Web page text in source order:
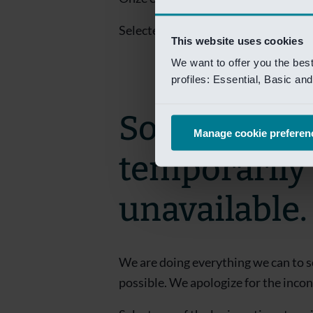
This website uses cookies
We want to offer you the
profiles: Essential, Basic
Manage cookie
Selecteer een van de login opties
Sorry! This
temporarily
unavailable.
We are doing everything we can to
possible. We apologize for the